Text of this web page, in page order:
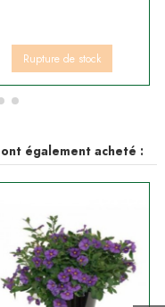
Rupture de stock
également acheté :